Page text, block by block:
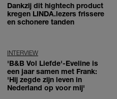
Dankzij dit hightech product
kregen LINDA.lezers frissere
en schonere tanden
INTERVIEW
'B&B Vol Liefde'-Eveline is
een jaar samen met Frank:
'Hij zegde zijn leven in
Nederland op voor mij'